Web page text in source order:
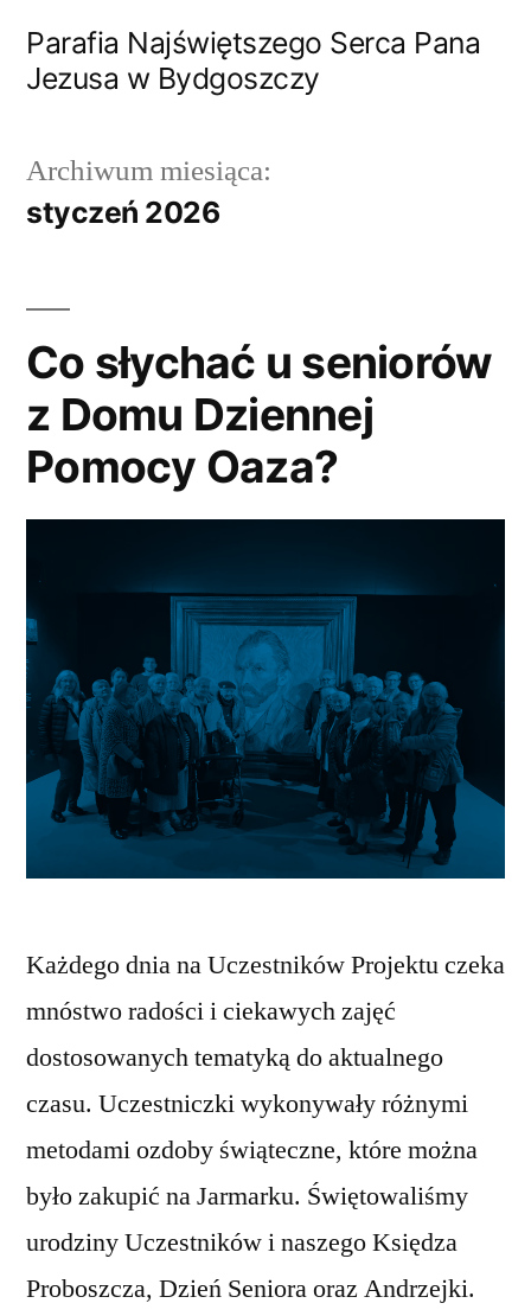
Parafia Najświętszego Serca Pana
Jezusa w Bydgoszczy
Archiwum miesiąca:
styczeń 2026
Co słychać u seniorów
z Domu Dziennej
Pomocy Oaza?
Każdego dnia na Uczestników Projektu czeka
mnóstwo radości i ciekawych zajęć
dostosowanych tematyką do aktualnego
czasu. Uczestniczki wykonywały różnymi
metodami ozdoby świąteczne, które można
było zakupić na Jarmarku. Świętowaliśmy
urodziny Uczestników i naszego Księdza
Proboszcza, Dzień Seniora oraz Andrzejki.